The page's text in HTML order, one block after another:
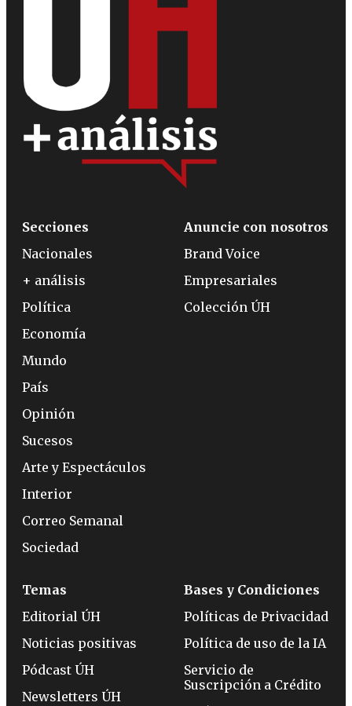
Secciones
Nacionales
+ análisis
Política
Economía
Mundo
País
Opinión
Sucesos
Arte y Espectáculos
Interior
Correo Semanal
Sociedad
Anuncie con nosotros
Brand Voice
Empresariales
Colección ÚH
Temas
Editorial ÚH
Noticias positivas
Pódcast ÚH
Newsletters ÚH
Bases y Condiciones
Políticas de Privacidad
Política de uso de la IA
Servicio de
Suscripción a Crédito